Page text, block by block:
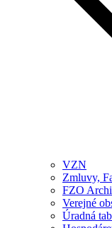
VZN
Zmluvy,
FZO
Verejné
Úradná